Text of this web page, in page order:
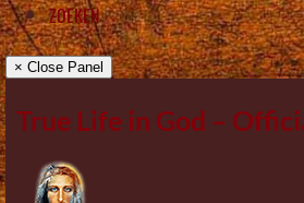
ZOEKEN
× Close Panel
True Life in God –